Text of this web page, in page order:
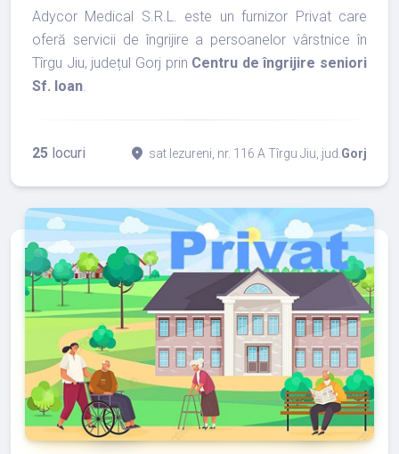
Adycor Medical S.R.L. este un furnizor Privat care
oferă servicii de îngrijire a persoanelor vârstnice în
Tîrgu Jiu, județul Gorj prin Centru de îngrijire seniori
Sf. Ioan.
25 locuri place sat Iezureni, nr. 116 A Tîrgu Jiu, jud. Gorj
refresh edit